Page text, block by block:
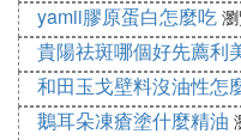
這要看您的皮膚適合什
黃，都是因為缺水，
選擇美白，那隻是改
去櫃台聽取下專業人
yamii膠原蛋白怎麼吃
貴陽祛斑哪個好先薦利
和田玉戈壁料沒油性怎
鵝耳朵凍瘡塗什麼精油